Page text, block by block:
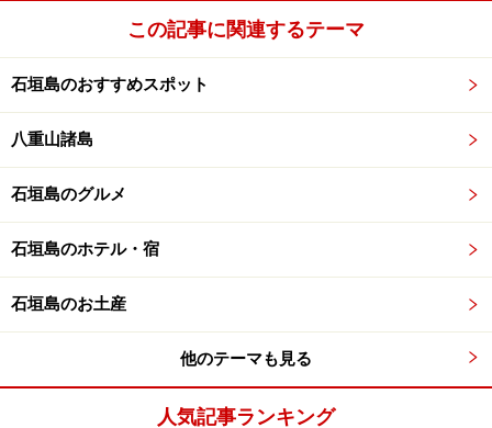
この記事に関連するテーマ
石垣島のおすすめスポット
八重山諸島
石垣島のグルメ
石垣島のホテル・宿
石垣島のお土産
他のテーマも見る
人気記事ランキング